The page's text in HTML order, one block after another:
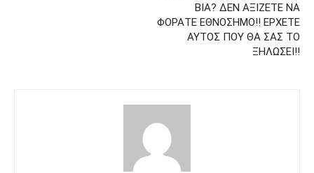
ΒΙΑ? ΔΕΝ ΑΞΙΖΕΤΕ ΝΑ
ΦΟΡΑΤΕ ΕΘΝΟΣΗΜΟ!! ΕΡΧΕΤΕ
ΑΥΤΟΣ ΠΟΥ ΘΑ ΣΑΣ ΤΟ
ΞΗΛΩΣΕΙ!!